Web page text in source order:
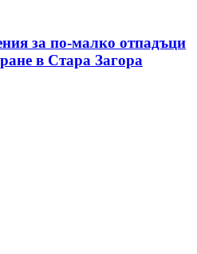
за по-малко отпадъци
в Стара Загора